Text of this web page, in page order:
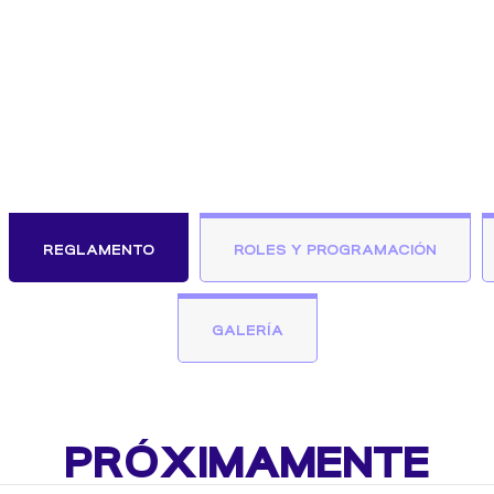
REGLAMENTO ROLES Y PROGRAMACIÓN
GALERÍA
PRÓXIMAMENTE